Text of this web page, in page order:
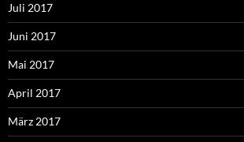
Juli 2017
Juni 2017
Mai 2017
April 2017
März 2017